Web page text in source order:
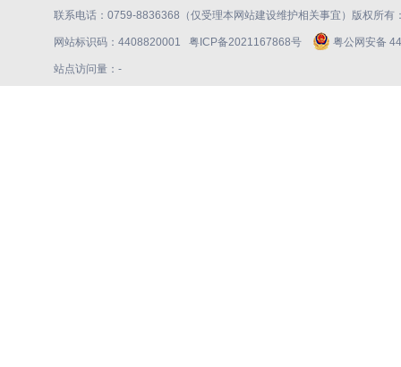
联系电话：0759-8836368（仅受理本网站建设维护相关事宜）版权所有
网站标识码：4408820001 粤ICP备2021167868号 粤公网安备
站点访问量： -